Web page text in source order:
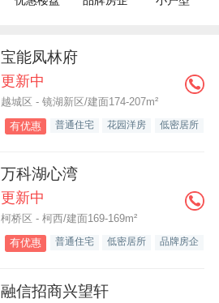
宝能凤林府
更新中
越城区 - 镜湖新区/建面174-207m²
有优惠 普通住宅 花园洋房 低密居所
万科湖心湾
更新中
柯桥区 - 柯西/建面169-169m²
有优惠 普通住宅 低密居所 品牌房企
融信招商兴望轩